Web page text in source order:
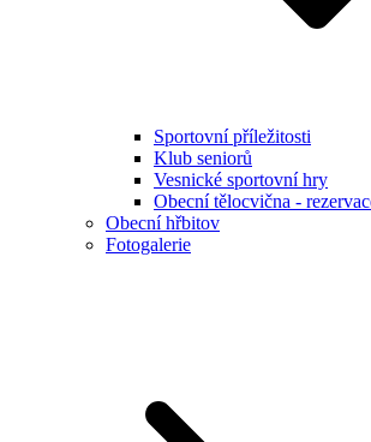
Sportovní příležitosti
Klub seniorů
Vesnické sportovní hry
Obecní tělocvična -
Obecní hřbitov
Fotogalerie